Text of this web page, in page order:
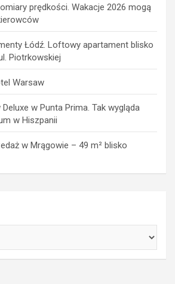
prędkości. Wakacje 2026 mogą
Łódź. Loftowy apartament blisko
Piotrkowskiej
Warsaw
w Punta Prima. Tak wygląda
w Hiszpanii
w Mrągowie – 49 m² blisko